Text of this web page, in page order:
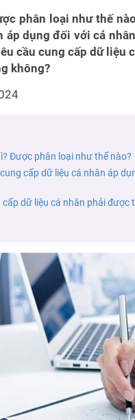
phân loại như thế
áp dụng đối với cá
cầu cung cấp dữ liệu
không?
Được phân loại như thế nào?
cấp dữ liệu cá nhân áp
cấp dữ liệu cá nhân phải được